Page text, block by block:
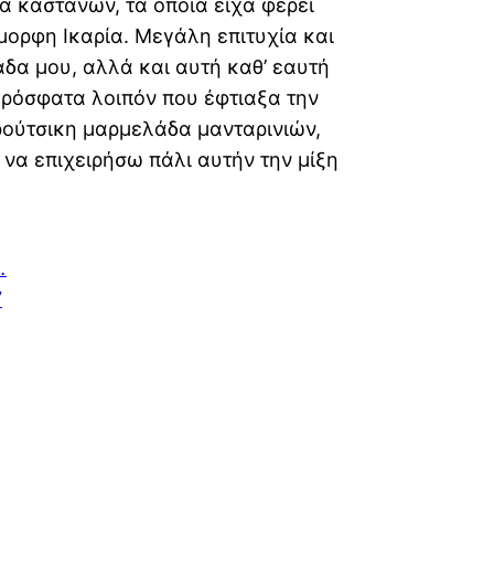
κάστανων, τα οποία είχα φέρει
Ικαρία. Μεγάλη επιτυχία και
μου, αλλά και αυτή καθ’ εαυτή
λοιπόν που έφτιαξα την
μαρμελάδα μανταρινιών,
επιχειρήσω πάλι αυτήν την μίξη